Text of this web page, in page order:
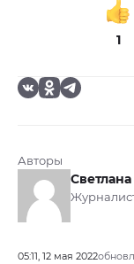
1
Авторы
05:11, 12 мая 2022